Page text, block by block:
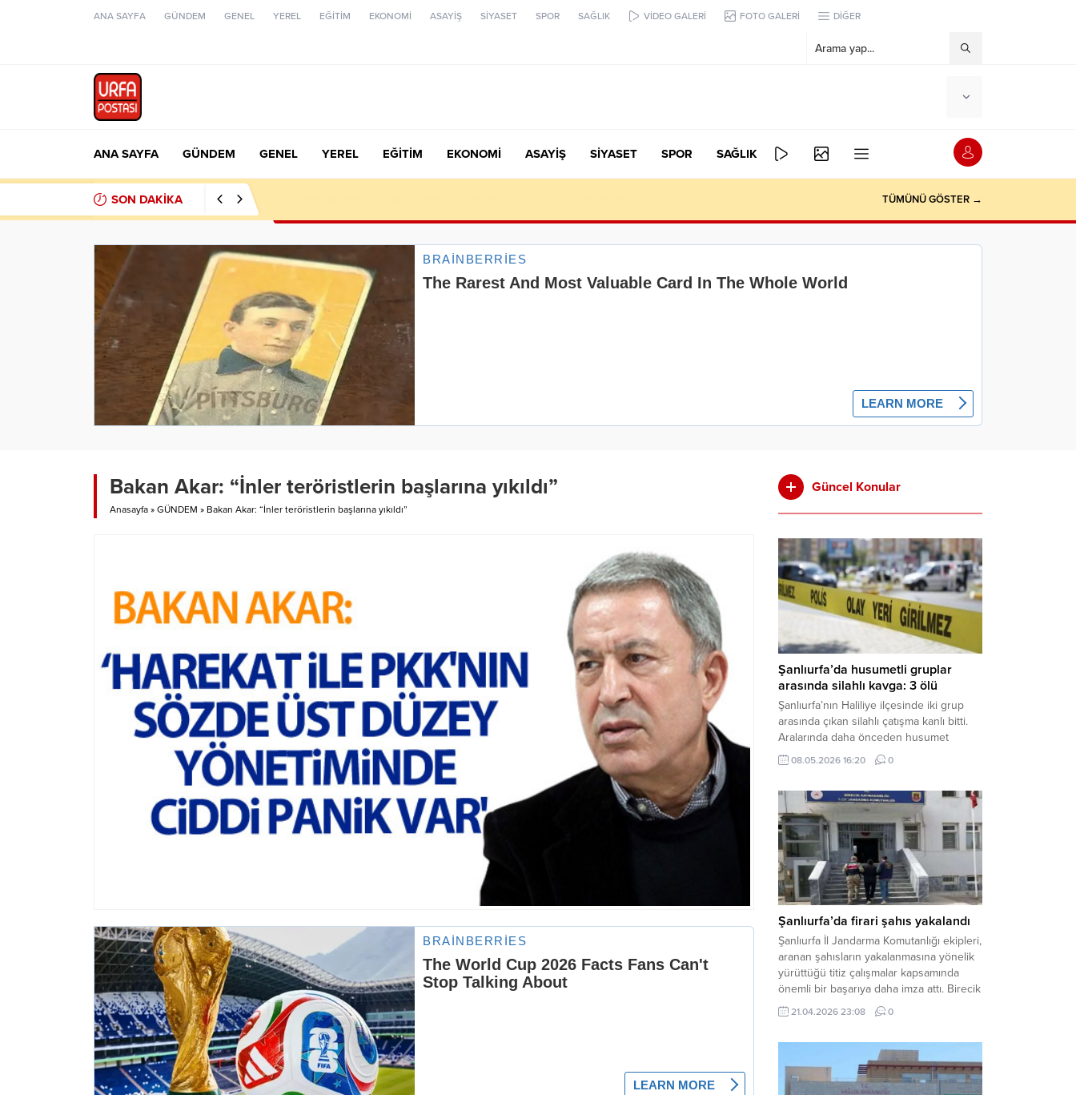
ANA SAYFA GÜNDEM GENEL YEREL EĞİTİM EKONOMİ ASAYİŞ SİYASET SPOR SAĞLIK VİDEO GALERİ FOTO GALERİ DİĞER
ANA SAYFA GÜNDEM GENEL YEREL EĞİTİM EKONOMİ ASAYİŞ SİYASET SPOR SAĞLIK
SON DAKİKA TÜMÜNÜ GÖSTER →
Bakan Akar: “İnler teröristlerin başlarına yıkıldı”
Anasayfa » GÜNDEM » Bakan Akar: “İnler teröristlerin başlarına yıkıldı”
Güncel Konular
Şanlıurfa’da husumetli gruplar
arasında silahlı kavga: 3 ölü
Şanlıurfa’nın Haliliye ilçesinde iki grup
arasında çıkan silahlı çatışma kanlı bitti.
Aralarında daha önceden husumet
olduğu öğrenilen tarafların kavgası
neticesinde 3 kişi olay yerinde yaşamını
ilçesine bağlı kırsal Konaç Mahallesi’nde
meydana geldi. Edinilen bilgilere göre,
aralarında husumet bulunan iki grup
arasında henüz belirlenemeyen bir...
08.05.2026 16:20 0
Şanlıurfa’da firari şahıs yakalandı
Şanlıurfa İl Jandarma Komutanlığı ekipleri,
aranan şahısların yakalanmasına yönelik
yürüttüğü titiz çalışmalar kapsamında
önemli bir başarıya daha imza attı. Birecik
ilçesinde düzenlenen operasyonla,
hakkında kesinleşmiş hapis cezası
teslim edildi. Haber Merkezi – Şanlıurfa
Valiliği İl Basın ve Halkla İlişkiler
Müdürlüğü tarafından yapılan açıklamaya
21.04.2026 23:08 0